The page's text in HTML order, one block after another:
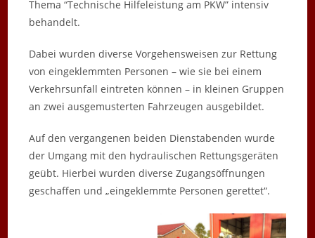
Thema “Technische Hilfeleistung am PKW” intensiv
behandelt.
Dabei wurden diverse Vorgehensweisen zur Rettung
von eingeklemmten Personen – wie sie bei einem
Verkehrsunfall eintreten können – in kleinen Gruppen
an zwei ausgemusterten Fahrzeugen ausgebildet.
Aufden vergangenen beiden Dienstabenden wurde
der Umgang mit den hydraulischen Rettungsgeräten
geübt. Hierbei wurden diverse Zugangsöffnungen
geschaffen und „eingeklemmte Personen gerettet“.